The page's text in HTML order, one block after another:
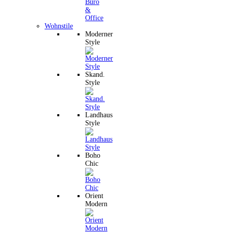
Wohnstile
Moderner
Style
Skand.
Style
Landhaus
Style
Boho
Chic
Orient
Modern